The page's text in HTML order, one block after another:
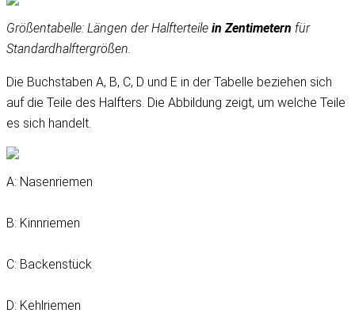
Größentabelle: Längen der Halfterteile in Zentimetern für
Standardhalftergrößen.
Die Buchstaben A, B, C, D und E in der Tabelle beziehen sich
auf die Teile des Halfters. Die Abbildung zeigt, um welche Teile
es sich handelt.
A: Nasenriemen
B: Kinnriemen
C: Backenstück
D: Kehlriemen